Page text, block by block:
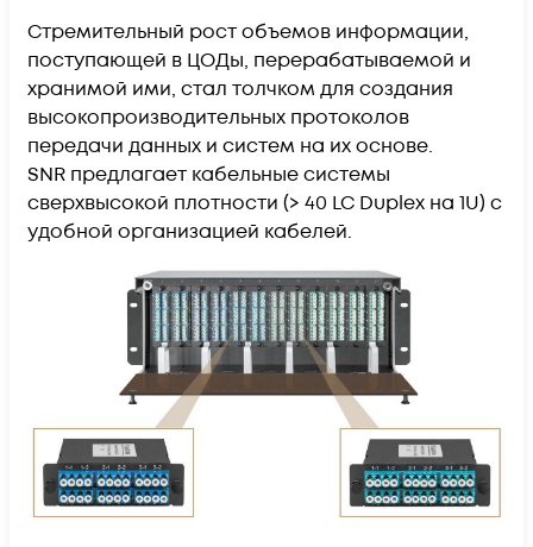
Стремительный рост объемов информации,
поступающей в ЦОДы, перерабатываемой и
хранимой ими, стал толчком для создания
высокопроизводительных протоколов
передачи данных и систем на их основе.
SNR предлагает кабельные системы
сверхвысокой плотности (> 40 LC Duplex на 1U) с
удобной организацией кабелей.